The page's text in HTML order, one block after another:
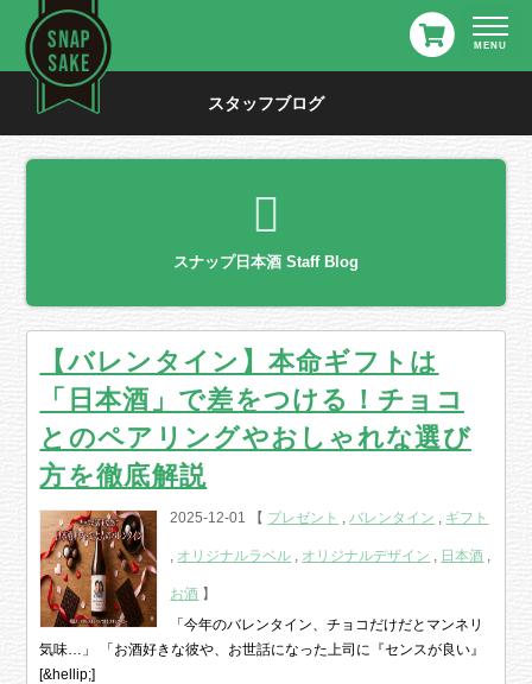
スタッフブログ
スナップ日本酒 Staff Blog
【バレンタイン】本命ギフトは
「日本酒」で差をつける！チョコ
とのペアリングやおしゃれな選び
方を徹底解説
2025-12-01 【 プレゼント ,バレンタイン , ギフト
, オリジナルラベル , オリジナルデザイン , 日本酒 ,
お酒 】
「今年のバレンタイン、チョコだけだとマンネリ
気味…」 「お酒好きな彼や、お世話になった上司に『センスが良い』
[&hellip;]